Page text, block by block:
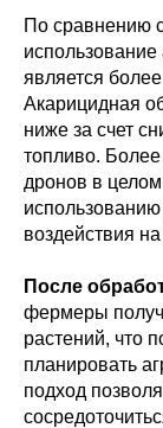
По сравнению
является
Акарицидная
ниже за счет
топливо.
дронов в
воздействия
После
фермеры
растений, что
планировать
подход